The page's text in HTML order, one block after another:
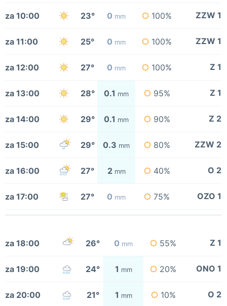
za 10:00 23° 0 mm 100% ZZW 1
za 11:00 25° 0 mm 100% ZZW 1
za 12:00 27° 0 mm 100% Z 1
za 13:00 28° 0.1 mm 95% Z 1
za 14:00 29° 0.1 mm 90% Z 2
za 15:00 29° 0.3 mm 80% ZZW 2
za 16:00 27° 2 mm 40% O 2
za 17:00 27° 0 mm 75% OZO 1
za 18:00 26° 0 mm 55% Z 1
za 19:00 24° 1 mm 20% ONO 1
za 20:00 21° 1 mm 10% O 2